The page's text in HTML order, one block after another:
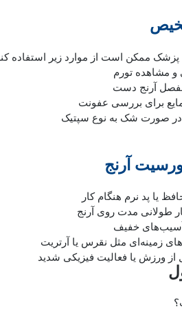
ممکن است از موارد زیر استفاده
و مشاهده تورم
آرنج دست
برای بررسی عفونت
صورت شک به نوع سپتیک
آرنج
یا پد نرم هنگام کار
طولانی‌ مدت روی آرنج
خفیف
زمینه‌ای مثل نقرس یا آرتریت
از ورزش یا فعالیت فیزیکی شدید